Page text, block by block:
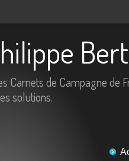
Carnets de Campagne de
solutions.